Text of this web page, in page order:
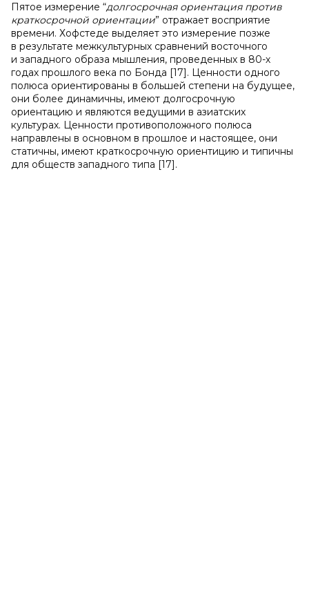
Пятое измерение “долгосрочная ориентация против
краткосрочной ориентации” отражает восприятие
времени. Хофстеде выделяет это измерение позже
в результате межкультурных сравнений восточного
и западного образа мышления, проведенных в 80-х
годах прошлого века по Бонда [17]. Ценности одного
полюса ориентированы в большей степени на будущее,
они более динамичны, имеют долгосрочную
ориентацию и являются ведущими в азиатских
культурах. Ценности противоположного полюса
направлены в основном в прошлое и настоящее, они
статичны, имеют краткосрочную ориентицию и типичны
для обществ западного типа [17].